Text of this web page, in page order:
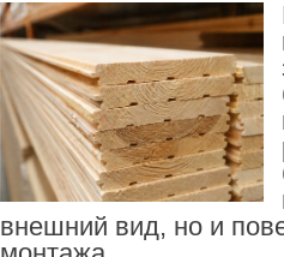
внешний вид, но и